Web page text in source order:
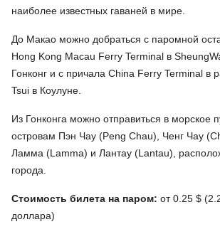
наиболее известных гаваней в мире.
До Макао можно добраться с паромной
Hong Kong Macau Ferry Terminal в
Гонконг и с причала China Ferry Terminal в
Tsui в Коулуне.
Из Гонконга можно отправиться в морское
островам Пэн Чау (Peng Chau), Ченг Чау
Ламма (Lamma) и Лантау (Lantau),
города.
Стоимость билета на паром: от 0.25 $
доллара)